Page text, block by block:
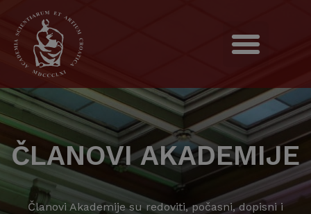
ČLANOVI AKADEMIJE
Članovi Akademije su redoviti, počasni, dopisni i